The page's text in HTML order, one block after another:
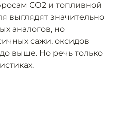
СО2 и топливной
выглядят значительно
аналогов, но
сажи, оксидов
выше. Но речь только